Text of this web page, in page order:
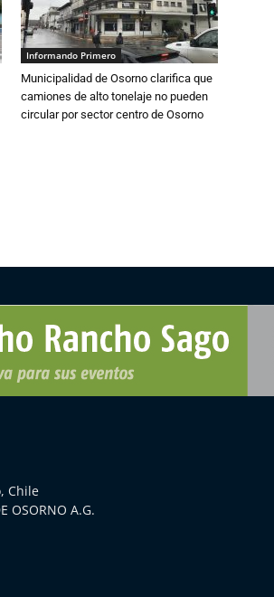
Informando Primero
Municipalidad de Osorno clarifica que
camiones de alto tonelaje no pueden
circular por sector centro de Osorno
Chile
OSORNO A.G.